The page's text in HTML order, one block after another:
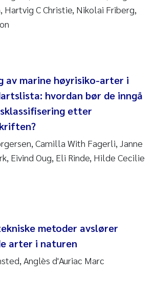
Bratsberg
Wit
Jaccard
James Bellerby
Beylich
Hostyeva
Segtnan Skogan
Pinto Costa
Hartvig C Christie, Nikolai Friberg,
av marine høyrisiko-arter i
hvordan bør de inngå
etter
Camilla With Fagerli, Janne
Eivind Oug, Eli Rinde, Hilde Cecilie
metoder avslører
arter i naturen
Anglès d'Auriac Marc